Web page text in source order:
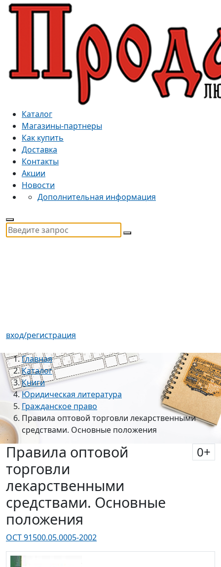
Каталог
Магазины-партнеры
Как купить
Доставка
Контакты
Акции
Новости
Дополнительная информация
вход/регистрация
Главная
Каталог
Книги
Юридическая литература
Гражданское право
Правила оптовой торговли лекарственными
средствами. Основные положения
Правила оптовой
торговли
лекарственными
средствами. Основные
положения
0+
ОСТ 91500.05.0005-2002